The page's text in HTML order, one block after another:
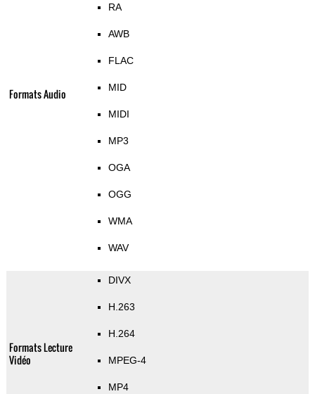
Formats Audio
RA
AWB
FLAC
MID
MIDI
MP3
OGA
OGG
WMA
WAV
Formats Lecture
Vidéo
DIVX
H.263
H.264
MPEG-4
MP4